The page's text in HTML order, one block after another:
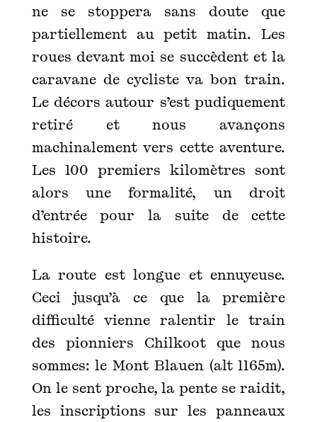
ne se stoppera sans doute que
partiellement au petit matin. Les
roues devant moi se succèdent et la
caravane de cycliste va bon train.
Le décors autour s’est pudiquement
retiré et nous avançons
machinalement vers cette aventure.
Les 100 premiers kilomètres sont
alors une formalité, un droit
d’entrée pour la suite de cette
histoire.
La route est longue et ennuyeuse.
Ceci jusqu’à ce que la première
difficulté vienne ralentir le train
des pionniers Chilkoot que nous
sommes: le Mont Blauen (alt 1165m).
On le sent proche, la pente se raidit,
les inscriptions sur les panneaux